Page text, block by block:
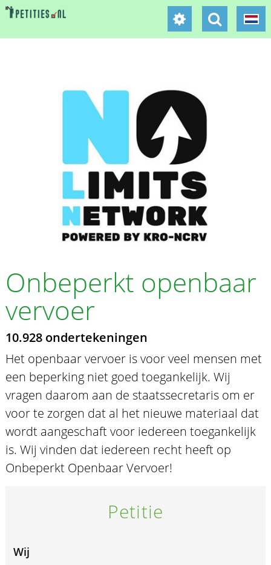
Onbeperkt openbaar
vervoer
10.928 ondertekeningen
Het openbaar vervoer is voor veel mensen met
een beperking niet goed toegankelijk. Wij
vragen daarom aan de staatssecretaris om er
voor te zorgen dat al het nieuwe materiaal dat
wordt aangeschaft voor iedereen toegankelijk
is. Wij vinden dat iedereen recht heeft op
Onbeperkt Openbaar Vervoer!
Petitie
Wij